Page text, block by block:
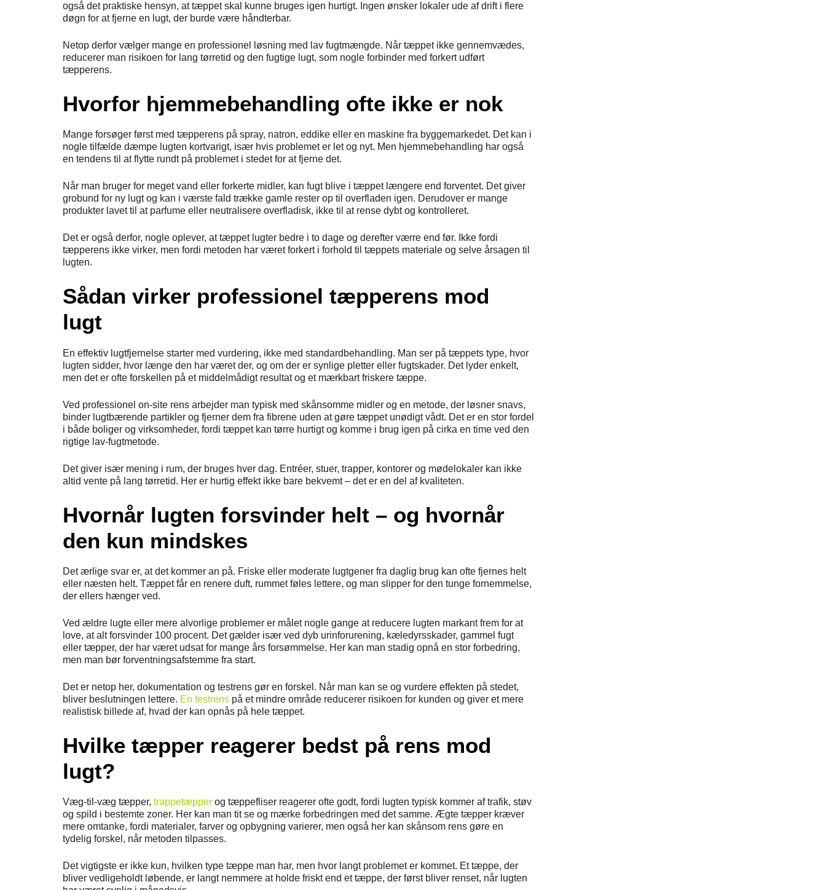
også det praktiske hensyn, at tæppet skal kunne bruges igen hurtigt. Ingen ønsker lokaler ude af drift i flere
døgn for at fjerne en lugt, der burde være håndterbar.
Netop derfor vælger mange en professionel løsning med lav fugtmængde. Når tæppet ikke gennemvædes,
reducerer man risikoen for lang tørretid og den fugtige lugt, som nogle forbinder med forkert udført
tæpperens.
Hvorfor hjemmebehandling ofte ikke er nok
Mange forsøger først med tæpperens på spray, natron, eddike eller en maskine fra byggemarkedet. Det kan i
nogle tilfælde dæmpe lugten kortvarigt, især hvis problemet er let og nyt. Men hjemmebehandling har også
en tendens til at flytte rundt på problemet i stedet for at fjerne det.
Når man bruger for meget vand eller forkerte midler, kan fugt blive i tæppet længere end forventet. Det giver
grobund for ny lugt og kan i værste fald trække gamle rester op til overfladen igen. Derudover er mange
produkter lavet til at parfume eller neutralisere overfladisk, ikke til at rense dybt og kontrolleret.
Det er også derfor, nogle oplever, at tæppet lugter bedre i to dage og derefter værre end før. Ikke fordi
tæpperens ikke virker, men fordi metoden har været forkert i forhold til tæppets materiale og selve årsagen til
lugten.
Sådan virker professionel tæpperens mod
lugt
En effektiv lugtfjernelse starter med vurdering, ikke med standardbehandling. Man ser på tæppets type, hvor
lugten sidder, hvor længe den har været der, og om der er synlige pletter eller fugtskader. Det lyder enkelt,
men det er ofte forskellen på et middelmådigt resultat og et mærkbart friskere tæppe.
Ved professionel on-site rens arbejder man typisk med skånsomme midler og en metode, der løsner snavs,
binder lugtbærende partikler og fjerner dem fra fibrene uden at gøre tæppet unødigt vådt. Det er en stor fordel
i både boliger og virksomheder, fordi tæppet kan tørre hurtigt og komme i brug igen på cirka en time ved den
rigtige lav-fugtmetode.
Det giver især mening i rum, der bruges hver dag. Entréer, stuer, trapper, kontorer og mødelokaler kan ikke
altid vente på lang tørretid. Her er hurtig effekt ikke bare bekvemt – det er en del af kvaliteten.
Hvornår lugten forsvinder helt – og hvornår
den kun mindskes
Det ærlige svar er, at det kommer an på. Friske eller moderate lugtgener fra daglig brug kan ofte fjernes helt
eller næsten helt. Tæppet får en renere duft, rummet føles lettere, og man slipper for den tunge fornemmelse,
der ellers hænger ved.
Ved ældre lugte eller mere alvorlige problemer er målet nogle gange at reducere lugten markant frem for at
love, at alt forsvinder 100 procent. Det gælder især ved dyb urinforurening, kæledyrsskader, gammel fugt
eller tæpper, der har været udsat for mange års forsømmelse. Her kan man stadig opnå en stor forbedring,
men man bør forventningsafstemme fra start.
Det er netop her, dokumentation og testrens gør en forskel. Når man kan se og vurdere effekten på stedet,
bliver beslutningen lettere. En testrens på et mindre område reducerer risikoen for kunden og giver et mere
realistisk billede af, hvad der kan opnås på hele tæppet.
Hvilke tæpper reagerer bedst på rens mod
lugt?
Væg-til-væg tæpper, trappetæpper og tæppefliser reagerer ofte godt, fordi lugten typisk kommer af trafik, støv
og spild i bestemte zoner. Her kan man tit se og mærke forbedringen med det samme. Ægte tæpper kræver
mere omtanke, fordi materialer, farver og opbygning varierer, men også her kan skånsom rens gøre en
tydelig forskel, når metoden tilpasses.
Det vigtigste er ikke kun, hvilken type tæppe man har, men hvor langt problemet er kommet. Et tæppe, der
bliver vedligeholdt løbende, er langt nemmere at holde friskt end et tæppe, der først bliver renset, når lugten